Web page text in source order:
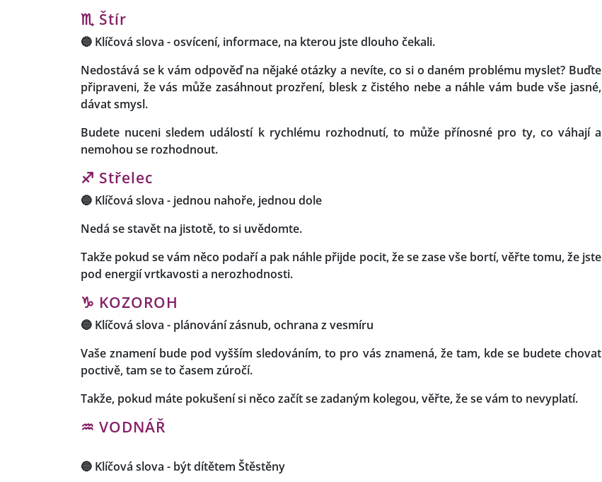
♏ Štír
🔵 Klíčová slova -osvícení, informace, na kterou jste dlouho čekali.
Nedostává se k vám odpověď na nějaké otázky a nevíte, co si o daném problému myslet? Buďte
připraveni, že vás může zasáhnout prozření, blesk z čistého nebe a náhle vám bude vše jasné,
dávat smysl.
Budete nuceni sledem událostí k rychlému rozhodnutí, to může přínosné pro ty, co váhají a
nemohou se rozhodnout.
♐ Střelec
🔵 Klíčová slova - jednou nahoře, jednou dole
Nedá se stavět na jistotě, to si uvědomte.
Takže pokud se vám něco podaří a pak náhle přijde pocit, že se zase vše bortí, věřte tomu, že jste
pod energií vrtkavosti a nerozhodnosti.
♑ KOZOROH
🔵 Klíčová slova - plánování zásnub, ochrana z vesmíru
Vaše znamení bude pod vyšším sledováním, to pro vás znamená, že tam, kde se budete chovat
poctivě, tam se to časem zúročí.
Takže, pokud máte pokušení si něco začít se zadaným kolegou, věřte, že se vám to nevyplatí.
♒ VODNÁŘ
🔵 Klíčová slova - být dítětem Štěstěny